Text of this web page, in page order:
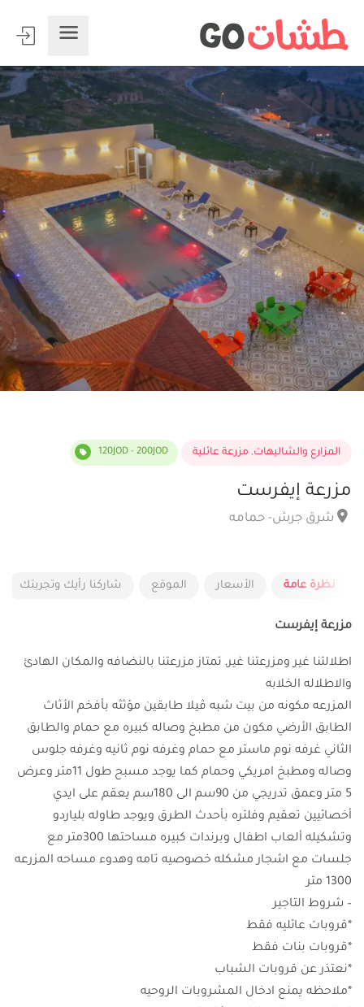
المزارع والشاليهات, مزرعة عائلية 120JOD - 200JOD
مزرعة إيفرست
شرق جرش- حمامه
نظرة عامة الأسعار الموقع شاركنا رأيك وتجربتك
مزرعة إيفرست
اطلالتنا غير ومزرعتنا غير, تمتاز مزرعتنا بالنضافه والمكان الهادئ
والاطلاله الخلابه
المزرعه مكونه من بيت شبه ڤيلا طابقين مؤثثه بأفخم الأثاث
الطابق الأرضي مكون من مطبخ وصاله كبيره مع حمام والطابق
الثاني غرفه نوم ماستر مع حمام وغرفه نوم ثانيه وغرفه جلوس
وصاله ومطبخ امريكي وحمام كما يوجد مسبح طول 11متر وعرض
5 متر وعمق تدريجي من 90سم الى 180سم يعقم على ايدي
أخصائيين تعقيم وفلتره بأحدث الطرق ويوجد طاوله بلياردو
وتشكيله ألعاب اطفال وبرندات كبيره مساحتها 300متر مع
جلسات مع اشجار مشكله خصوصيه تامه وهدوء مساحه المزرعه
1300 متر
– شروط التاجير
*قروبات عائليه فقط
*قروبات بنات فقط
*نعتذر عن قروبات الشباب
*ملاحظه يمنع ادخال المشروبات الروحيه